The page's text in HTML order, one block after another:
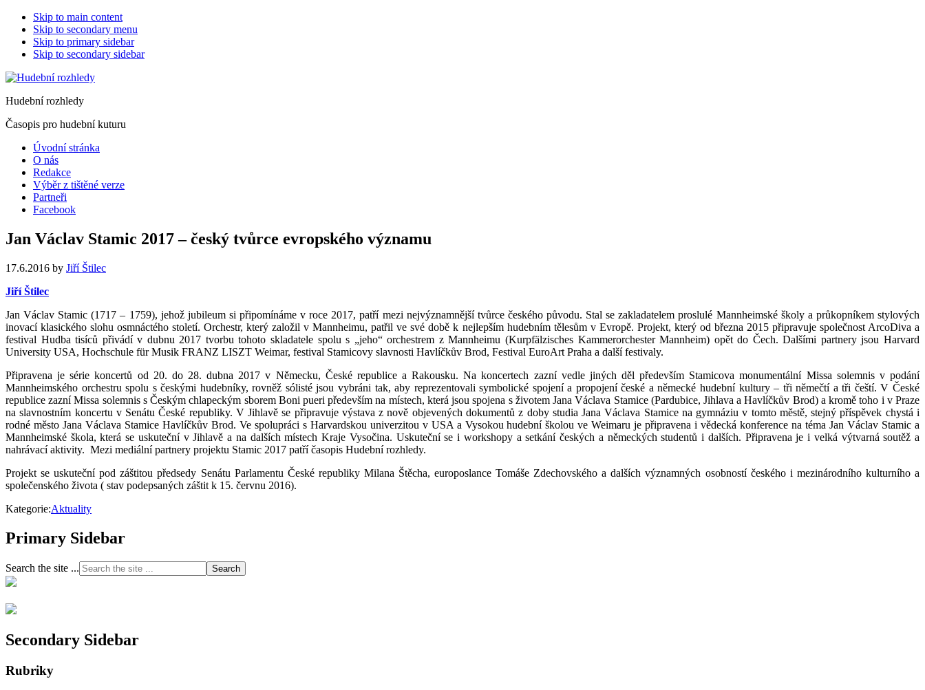
Skip to main content
Skip to secondary menu
Skip to primary sidebar
Skip to secondary sidebar
Hudební rozhledy
Časopis pro hudební kuturu
Úvodní stránka
O nás
Redakce
Výběr z tištěné verze
Partneři
Facebook
Jan Václav Stamic 2017 – český tvůrce evropského významu
17.6.2016 by Jiří Štilec
Jiří Štilec
Jan Václav Stamic (1717 – 1759), jehož jubileum si připomínáme v roce 2017, patří mezi nejvýznamnější tvůrce českého původu. Stal se zakladatelem proslulé Mannheimské školy a průkopníkem stylových
inovací klasického slohu osmnáctého století. Orchestr, který založil v Mannheimu, patřil ve své době k nejlepším hudebním tělesům v Evropě. Projekt, který od března 2015 připravuje společnost ArcoDiva a
festival Hudba tisíců přivádí v dubnu 2017 tvorbu tohoto skladatele spolu s „jeho“ orchestrem z Mannheimu (Kurpfälzisches Kammerorchester Mannheim) opět do Čech. Dalšími partnery jsou Harvard
University USA, Hochschule für Musik FRANZ LISZT Weimar, festival Stamicovy slavnosti Havlíčkův Brod, Festival EuroArt Praha a další festivaly.
Připravena je série koncertů od 20. do 28. dubna 2017 v Německu, České republice a Rakousku. Na koncertech zazní vedle jiných děl především Stamicova monumentální Missa solemnis v podání
Mannheimského orchestru spolu s českými hudebníky, rovněž sólisté jsou vybráni tak, aby reprezentovali symbolické spojení a propojení české a německé hudební kultury – tři němečtí a tři čeští. V České
republice zazní Missa solemnis s Českým chlapeckým sborem Boni pueri především na místech, která jsou spojena s životem Jana Václava Stamice (Pardubice, Jihlava a Havlíčkův Brod) a kromě toho i v Praze
na slavnostním koncertu v Senátu České republiky. V Jihlavě se připravuje výstava z nově objevených dokumentů z doby studia Jana Václava Stamice na gymnáziu v tomto městě, stejný příspěvek chystá i
rodné město Jana Václava Stamice Havlíčkův Brod. Ve spolupráci s Harvardskou univerzitou v USA a Vysokou hudební školou ve Weimaru je připravena i vědecká konference na téma Jan Václav Stamic a
Mannheimské škola, která se uskuteční v Jihlavě a na dalších místech Kraje Vysočina. Uskuteční se i workshopy a setkání českých a německých studentů i dalších. Připravena je i velká výtvarná soutěž a
nahrávací aktivity. Mezi mediální partnery projektu Stamic 2017 patří časopis Hudební rozhledy.
Projekt se uskuteční pod záštitou předsedy Senátu Parlamentu České republiky Milana Štěcha, europoslance Tomáše Zdechovského a dalších významných osobností českého i mezinárodního kulturního a
společenského života ( stav podepsaných záštit k 15. červnu 2016).
Kategorie:Aktuality
Primary Sidebar
Search the site ...
Secondary Sidebar
Rubriky